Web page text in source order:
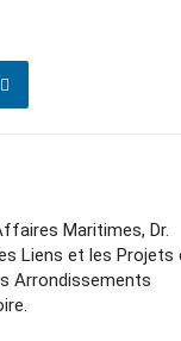
Maritimes, Dr.
Liens et les Projets
Arrondissements